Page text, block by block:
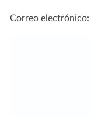
Correo electrónico: